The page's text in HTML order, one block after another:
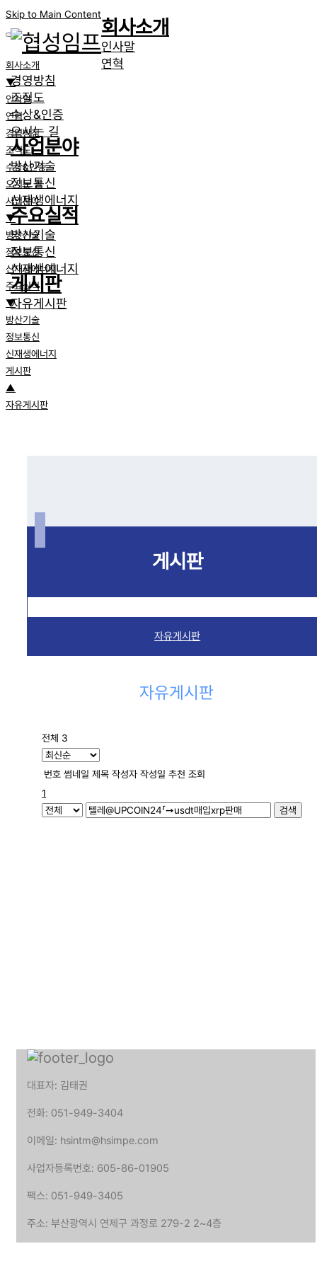
Skip to Main Content
회사소개
▼
인사말
연혁
경영방침
조직도
수상&인증
오시는 길
사업분야
▼
방산기술
정보통신
신재생에너지
주요실적
▼
방산기술
정보통신
신재생에너지
게시판
▲
자유게시판
회사소개
인사말
연혁
경영방침
조직도
수상&인증
오시는 길
사업분야
방산기술
정보통신
신재생에너지
주요실적
방산기술
정보통신
신재생에너지
게시판
자유게시판
게시판
자유게시판
자유게시판
전체 3
번호 썸네일 제목 작성자 작성일 추천 조회
1
검색
대표자: 김태권
전화: 051-949-3404
이메일: hsintm@hsimpe.com
사업자등록번호: 605-86-01905
팩스: 051-949-3405
주소: 부산광역시 연제구 과정로 279-2 2~4층